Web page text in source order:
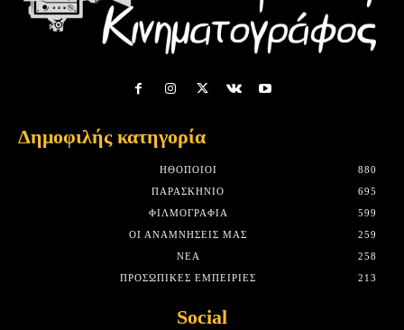
Δημοφιλής κατηγορία
HΘΟΠΟΙΟΊ
880
ΠΑΡΑΣΚΉΝΙΟ
695
ΦΙΛΜΟΓΡΑΦΊΑ
599
ΟΙ ΑΝΑΜΝΉΣΕΙΣ ΜΑΣ
259
ΝΈΑ
258
ΠΡΟΣΩΠΙΚΈΣ ΕΜΠΕΙΡΊΕΣ
213
Social